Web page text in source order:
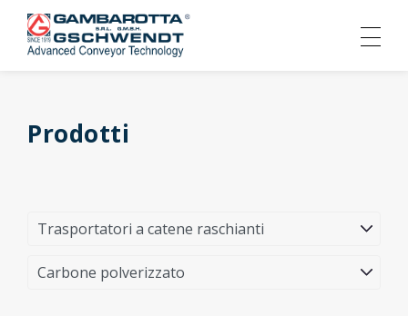
Prodotti